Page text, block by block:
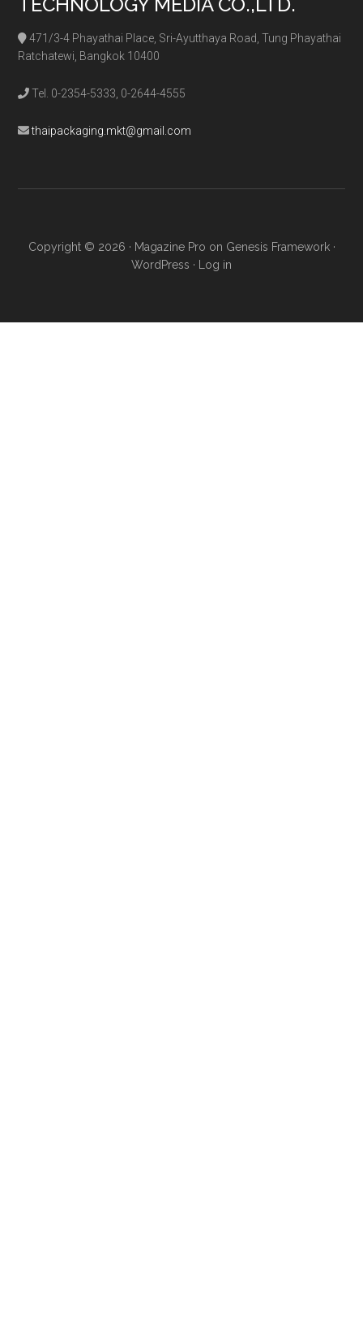
471/3-4 Phayathai Place, Sri-Ayutthaya Road, Tung Phayathai
Ratchatewi, Bangkok 10400
Tel. 0-2354-5333, 0-2644-4555
thaipackaging.mkt@gmail.com
Copyright © 2026 · Magazine Pro on Genesis Framework·
WordPress · Log in